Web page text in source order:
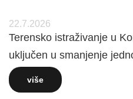
22.7.2026
Terensko istraživanje u
uključen u smanjenje
više